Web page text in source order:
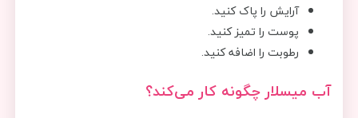
آرایش را پاک کنید.
پوست را تمیز کنید.
رطوبت را اضافه کنید.
آب میسلار چگونه کار می‌کند؟